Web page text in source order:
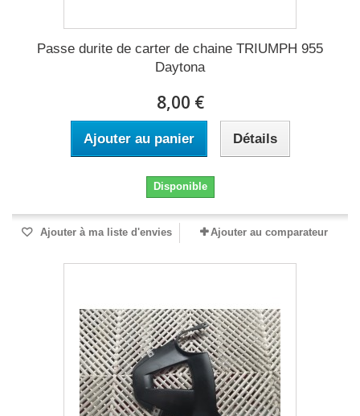
Passe durite de carter de chaine TRIUMPH 955
Daytona
8,00 €
Ajouter au panier Détails
Disponible
Ajouter à ma liste d'envies Ajouter au comparateur